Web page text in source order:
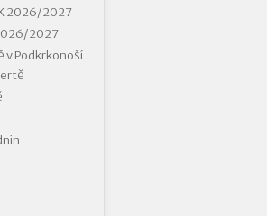
2026/2027
2027
v Podkrkonoší